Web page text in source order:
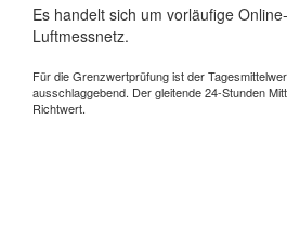
Es handelt sich um vorläufige
Luftmessnetz.
Für die Grenzwertprüfung ist der
ausschlaggebend. Der gleitende 24-Stunden
Richtwert.